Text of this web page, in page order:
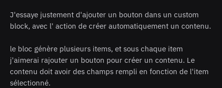
J'essaye justement d'ajouter un bouton dans un custom
block, avec l' action de créer automatiquement un contenu.
le bloc génère plusieurs items, et sous chaque item
j'aimerai rajouter un bouton pour créer un contenu. Le
contenu doit avoir des champs rempli en fonction de l'item
sélectionné.